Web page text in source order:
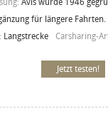
Avis wurde 1946
für längere
Langstrecke Carsharing-
Jetzt testen!